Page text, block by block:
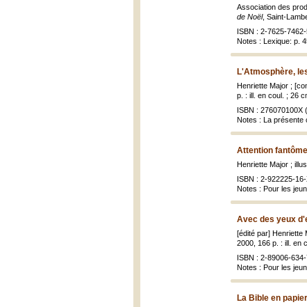
Association des
de Noël, Saint-
ISBN : 2-7625-
Notes : Lexique: p.
L'Atmosphère,
Henriette Major ;
p. : ill. en coul. ; 26
ISBN : 276070100X
Notes : La présente
Attention
Henriette Major ;
ISBN : 2-922225-
Notes : Pour les
Avec des yeux
[édité par] Henriette
2000, 166 p. : ill. en
ISBN : 2-89006-
Notes : Pour les
La Bible en